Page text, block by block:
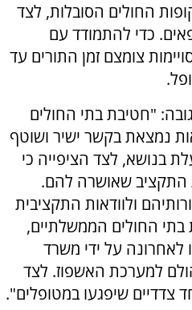
החולים הסובלות, לצד
כדי להתמודד עם
צומצם זמן התורים עד
"חטיבת בתי החולים
נמצאת בקשר ישיר ושוטף
בנושא, לצד הציפייה כי
התקציב שאושרה להם.
ולוודאות התקציבית
בתי החולים הממשלתיים,
על ידי משרד
למערכת האשפוז. לצד
צדדיים שיפגעו במטופלים".